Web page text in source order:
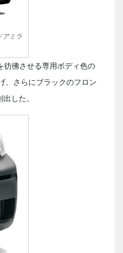
アミラ
彿させる専用ボディ色の
、さらにブラックのフロン
した。